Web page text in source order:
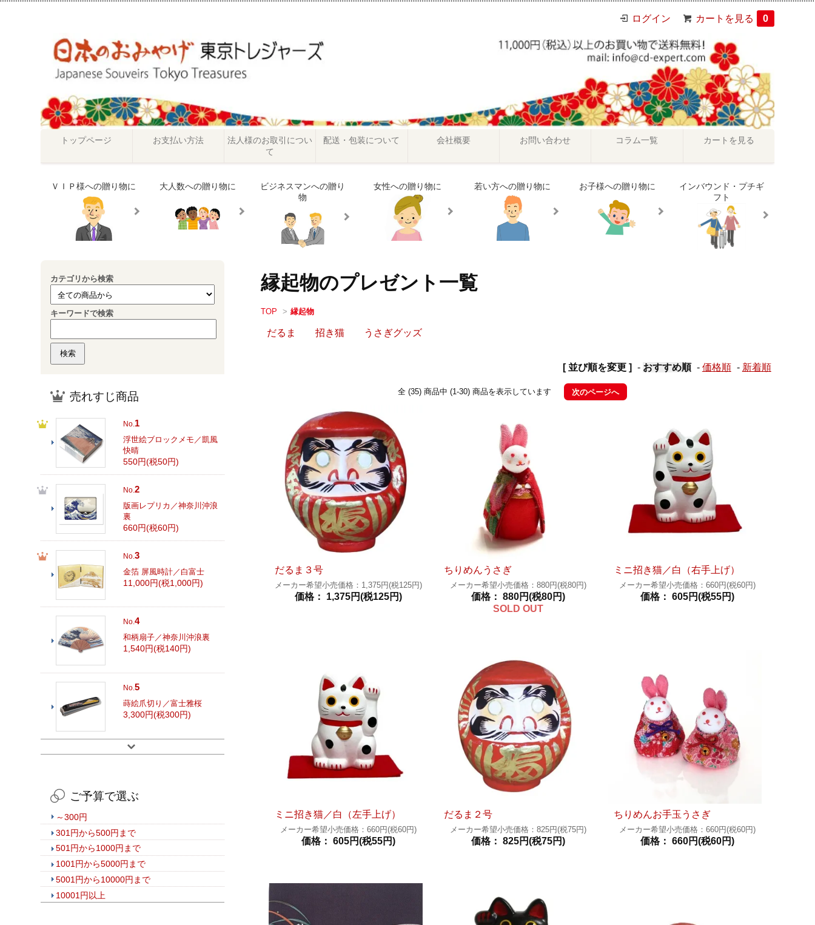
ログイン カートを見る 0
トップページ お支払い方法
法人様のお取引につい
て
配送・包装について 会社概要 お問い合わせ コラム一覧 カートを見る
ＶＩＰ様への贈り物に 大人数への贈り物に
ビジネスマンへの贈り
物
女性への贈り物に 若い方への贈り物に お子様への贈り物に
インバウンド・プチギ
フト
縁起物のプレゼント一覧
TOP > 縁起物
だるま 招き猫 うさぎグッズ
[ 並び順を変更 ] - おすすめ順 - 価格順 - 新着順
全 (35) 商品中 (1-30) 商品を表示しています 次のページへ
だるま３号
メーカー希望小売価格：1,375円(税125円)
価格： 1,375円(税125円)
ちりめんうさぎ
メーカー希望小売価格：880円(税80円)
価格： 880円(税80円)
SOLD OUT
ミニ招き猫／白（右手上げ）
メーカー希望小売価格：660円(税60円)
価格： 605円(税55円)
ミニ招き猫／白（左手上げ）
メーカー希望小売価格：660円(税60円)
価格： 605円(税55円)
だるま２号
メーカー希望小売価格：825円(税75円)
価格： 825円(税75円)
ちりめんお手玉うさぎ
メーカー希望小売価格：660円(税60円)
価格： 660円(税60円)
カテゴリから検索
キーワードで検索
売れすじ商品
No. 1
浮世絵ブロックメモ／凱風
快晴
550円(税50円)
No. 2
版画レプリカ／神奈川沖浪
裏
660円(税60円)
No. 3
金箔 屏風時計／白富士
11,000円(税1,000円)
No.4
和柄扇子／神奈川沖浪裏
1,540円(税140円)
No.5
蒔絵爪切り／富士雅桜
3,300円(税300円)
ご予算で選ぶ
～300円
301円から500円まで
501円から1000円まで
1001円から5000円まで
5001円から10000円まで
10001円以上